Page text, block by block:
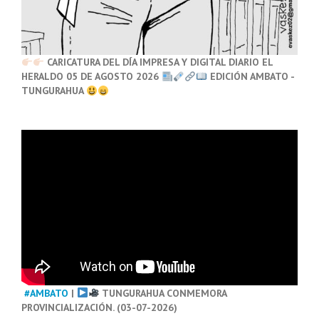
CARICATURA DEL DÍA IMPRESA Y DIGITAL DIARIO EL
HERALDO 05 DE AGOSTO 2026
EDICIÓN AMBATO -
TUNGURAHUA
#AMBATO |
TUNGURAHUA CONMEMORA
PROVINCIALIZACIÓN. (03-07-2026)